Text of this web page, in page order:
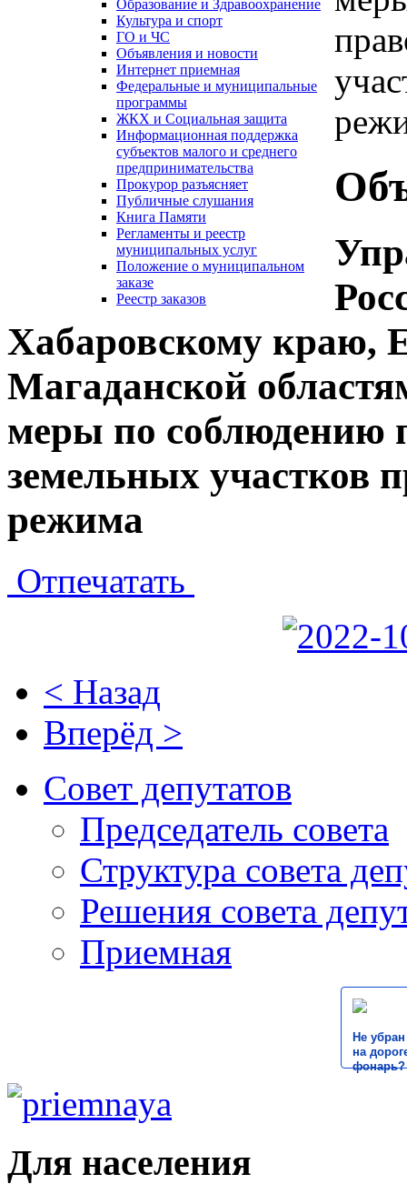
Образование и Здравоохранение
Культура и спорт
ГО и ЧС
Объявления и новости
Интернет приемная
Федеральные и муниципальные
программы
ЖКХ и Социальная защита
Информационная поддержка
субъектов малого и среднего
предпринимательства
Прокурор разъясняет
Публичные слушания
Книга Памяти
Регламенты и реестр
муниципальных услуг
Положение о муниципальном
заказе
Реестр заказов
Хабаровскому краю,
Магаданской
меры по соблюдению
земельных участков
режима
Отпечатать
< Назад
Вперёд >
Совет депутатов
Председатель совета
Структура совета
Решения совета
Приемная
Не
на
фонарь?
Для населения